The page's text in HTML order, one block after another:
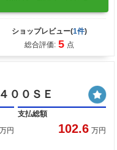
ショップレビュー(1件)
総合評価: 5 点
００ＳＥ
万円
支払総額
102.6 万円